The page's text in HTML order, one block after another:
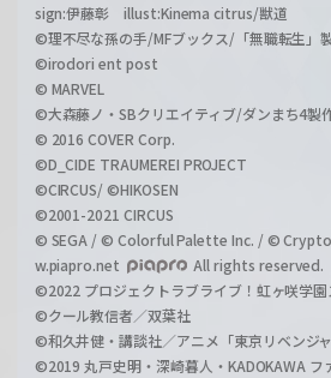
sign:伊藤彰 illust:Kinema citrus/獣道
©理不尽な孫の手/MFブックス/「無職転生」
©irodori ent post
© MARVEL
©大森藤ノ・SBクリエイティブ/ダンまち4製
© 2016 COVER Corp.
©D_CIDE TRAUMEREI PROJECT
©CIRCUS/ ©HIKOSEN
©2001-2021 CIRCUS
© SEGA / © Colorful Palette Inc. / ©
w.piapro.net
All rights reserved.
©2022 プロジェクトラブライブ！虹ヶ咲学
©クール教信者／双葉社
©和久井健・講談社／アニメ「東京リベンジ
©2019 丸戸史明・深崎暮人・KADOKAWA フ